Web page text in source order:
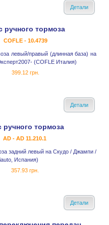
Детали
ручного тормоза
COFLE - 10.4739
левый/правый (длинная база) на
(COFLE Италия)
399.12 грн.
Детали
ручного тормоза
AD - AD 11.210.1
задний левый на Скудо / Джампи /
Испания)
357.93 грн.
Детали